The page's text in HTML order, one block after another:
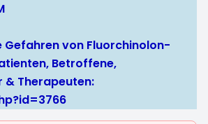
Gefahren von Fluorchinolon-
Betroffene,
& Therapeuten: